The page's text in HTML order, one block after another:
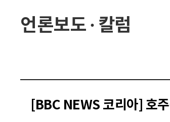
언론보도 ∙ 칼럼
[BBC NEWS 코리아] 호